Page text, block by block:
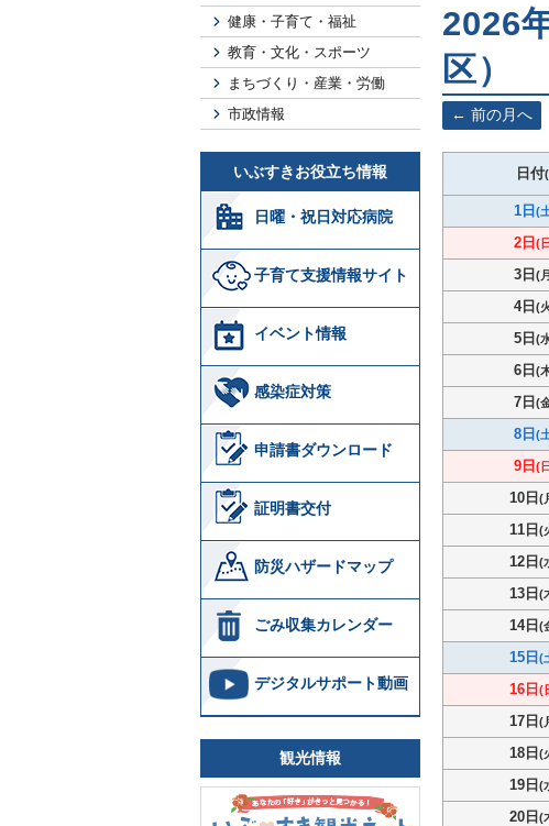
健康・子育て・福祉
教育・文化・スポーツ
まちづくり・産業・労働
市政情報
いぶすきお役立ち情報
日曜・祝日対応病院
子育て支援情報サイト
イベント情報
感染症対策
申請書ダウンロード
証明書交付
防災ハザードマップ
ごみ収集カレンダー
デジタルサポート動画
観光情報
2026
区）
前の月へ
日付
1日 (
2日 (
3日 (
4日 (
5日 (
6日 (
7日 (
8日 (
9日 (
10日 (
11日 (
12日 (
13日 (
14日 (
15日 (
16日 (
17日 (
18日 (
19日 (
20日 (